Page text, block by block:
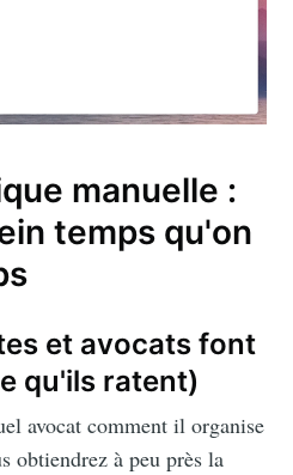
manuelle :
temps qu'on
et avocats font
qu'ils ratent)
avocat comment il organise
obtiendrez à peu près la